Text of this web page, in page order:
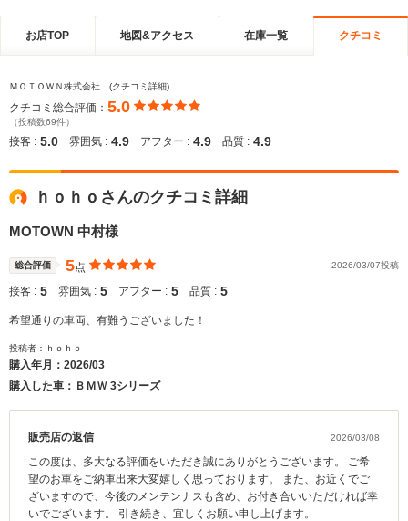
お店TOP 地図&アクセス 在庫一覧 クチコミ
ＭＯＴＯＷＮ株式会社 (クチコミ詳細)
クチコミ総合評価： 5.0
（投稿数69件）
接客 : 5.0 雰囲気 : 4.9 アフター : 4.9 品質 : 4.9
ｈｏｈｏさんのクチコミ詳細
MOTOWN 中村様
総合評価 5点 2026/03/07投稿
接客 : 5 雰囲気 : 5 アフター : 5 品質 : 5
希望通りの車両、有難うございました！
投稿者：ｈｏｈｏ
購入年月： 2026/03
購入した車：ＢＭＷ 3シリーズ
販売店の返信 2026/03/08
この度は、多大なる評価をいただき誠にありがとうございます。 ご希
望のお車をご納車出来大変嬉しく思っております。 また、お近くでご
ざいますので、今後のメンテンナスも含め、お付き合いいただければ幸
いでございます。 引き続き、宜しくお願い申し上げます。